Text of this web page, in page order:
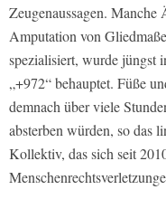
Zeugenaussagen.
Amputation von
spezialisiert, wurde jüngst
„+972“ behauptet. Füße
demnach über viele
absterben würden, so das
Kollektiv, das sich seit